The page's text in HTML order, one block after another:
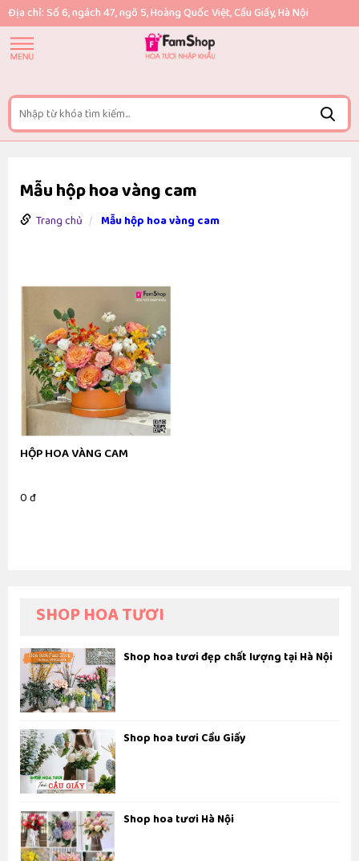
Địa chỉ: Số 6, ngách 47, ngõ 5, Hoàng Quốc Việt, Cầu Giấy, Hà Nội
Mẫu hộp hoa vàng cam
Trang chủ Mẫu hộp hoa vàng cam
HỘP HOA VÀNG CAM
0 đ
SHOP HOA TƯƠI
Shop hoa tươi đẹp chất lượng tại Hà Nội
Shop hoa tươi Cầu Giấy
Shop hoa tươi Hà Nội